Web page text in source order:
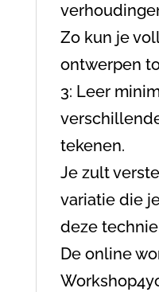
Zo kun je
ontwerpen
3: Leer
tekenen.
Je zult
variatie die
deze
De online